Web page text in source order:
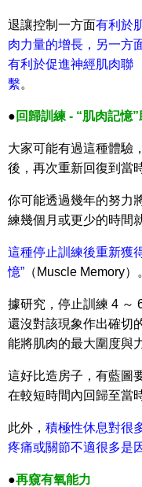
退讓控制一方面有利於
肉力量的增長，另一方
有利於促進神經肌肉聯
繫。
● 回歸訓練 - “肌肉記憶
大家可能有過這種體驗
後，再次重新回復到當
你可能透過幾年的努力
練幾個月或更少的時間
這種停止訓練後重新獲
憶” （Muscle Memory）
據研究，停止訓練 4 ～
還沒對該現象作出確切
能將肌肉的最大圍度與
這好比造房子，有藍圖
在較短時間內回歸至當
此外， 積極性休息對很
疼痛或關節不適很多是
●再窺有氧能力